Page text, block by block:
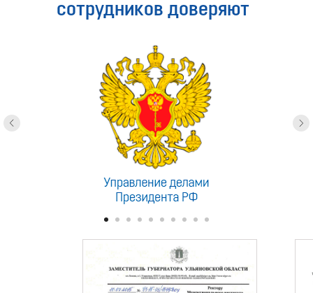
сотрудников доверяют